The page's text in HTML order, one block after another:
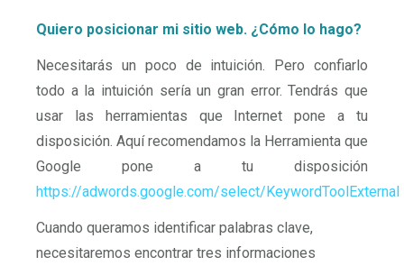
Quiero posicionar mi sitio web. ¿Cómo lo hago?
Necesitarás un poco de intuición. Pero confiarlo
todo a la intuición sería un gran error. Tendrás que
usar las herramientas que Internet pone a tu
disposición. Aquí recomendamos la Herramienta que
Google pone a tu disposición
https://adwords.google.com/select/KeywordToolExternal
Cuando queramos identificar palabras clave,
necesitaremos encontrar tres informaciones